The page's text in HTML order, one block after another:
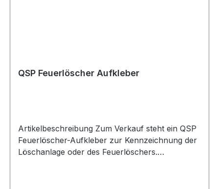
QSP Feuerlöscher Aufkleber
Artikelbeschreibung Zum Verkauf steht ein QSP
Feuerlöscher-Aufkleber zur Kennzeichnung der
Löschanlage oder des Feuerlöschers.